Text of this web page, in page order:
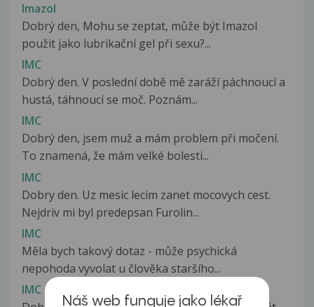
Imazol
Dobrý den, Mohu se zeptat, může být Imazol
použit jako lubrikační gel při sexu?...
IMC
Dobrý den. V poslední době mě zaráží páchnoucí a
hustá, táhnoucí se moč. Poznám...
IMC
Dobrý den, jsem muž a mám problem při močení.
To znamená, že mám velké bolesti...
IMC
Dobry den. Uz mesic lecim zanet mocovych cest.
Nejdriv mi byl predepsan Furolin...
IMC
Měla bych takový dotaz - může psychická
nepohoda vyvolat u člověka staršího...
IMC
Náš web funguje jako lékař